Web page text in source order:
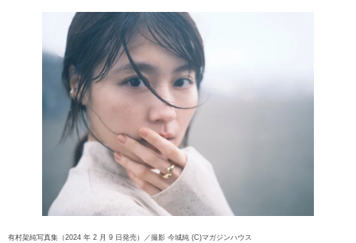
有村架純写真集（2024 年 2 月 9 日発売）／撮影 今城純 (C)マガジンハウス